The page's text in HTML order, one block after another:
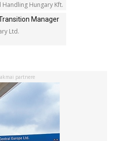
Hungary Kft.
Manager
Ltd.
partnere